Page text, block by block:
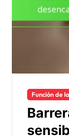
Función de